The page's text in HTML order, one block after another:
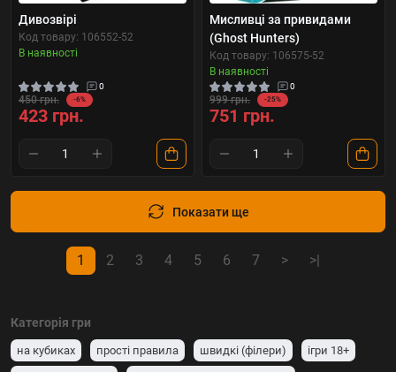
Дивозвірі
Код товару: 106552-52
В наявності
0
450 грн. -6%
423 грн.
Мисливці за привидами
(Ghost Hunters)
Код товару: 106575-52
В наявності
0
999 грн. -25%
751 грн.
Показати ще
1 2 3 4 5 6 7 > >|
Категорія гри
на кубиках прості правила швидкі (філери)
ігри 18+